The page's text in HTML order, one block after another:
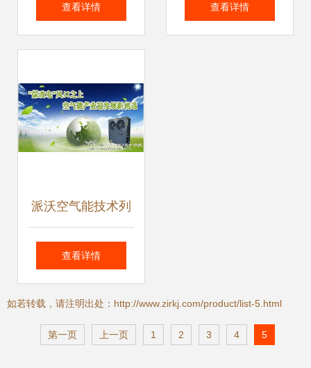
查看详情 查看详情
派沃空气能技术列
入山西省建筑节能
推绿色建筑发展
查看详情
如若转载，请注明出处：http://www.zirkj.com/product/list-5.html
第一页 上一页 1 2 3 4 5